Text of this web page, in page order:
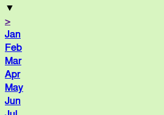
▼
>
Jan
Feb
Mar
Apr
May
Jun